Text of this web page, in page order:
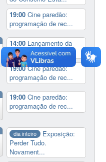
19:00Cine paredão:
programação de rec...
14:00 Lançamento da
cinebiografia de D...
19:00Cine paredão:
programação de rec...
19:00Cine paredão:
programação de rec...
dia inteiro
Exposição:
Perder Tudo.
Novament...